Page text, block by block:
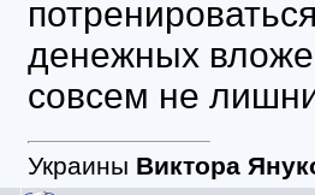
денежных
совсем не
Украины Виктора